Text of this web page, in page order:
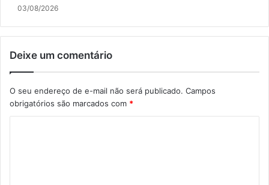
03/08/2026
Deixe um comentário
O seu endereço de e-mail não será publicado. Campos
obrigatórios são marcados com *